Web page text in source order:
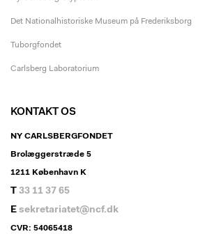
Det Nationalhistoriske Museum på Frederiksborg
Tuborgfondet
Carlsberg Laboratorium
KONTAKT OS
NY CARLSBERGFONDET
Brolæggerstræde 5
1211 København K
T 33 11 37 65
E sekretariatet@ncf.dk
CVR: 54065418